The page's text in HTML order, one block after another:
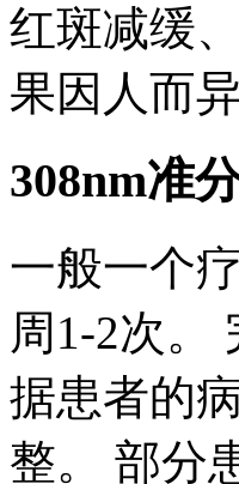
红斑减缓
果因人而异
308nm准
一般一个
周1-2次。
据患者的
整。 部分